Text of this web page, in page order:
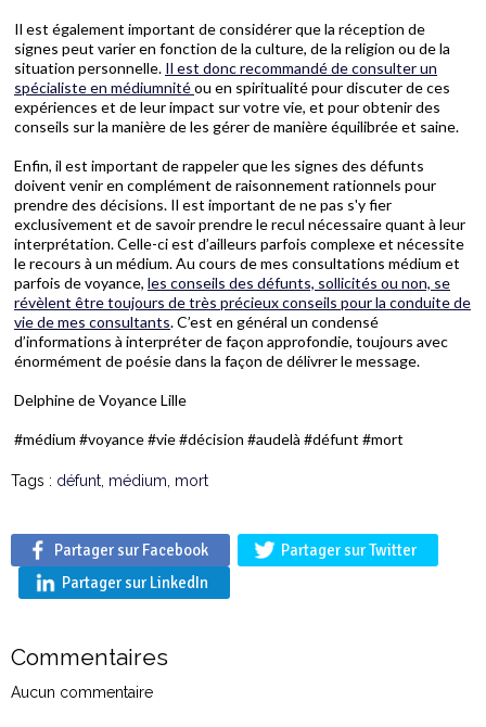
Il est également important de considérer que la réception de
signes peut varier en fonction de la culture, de la religion ou de la
situation personnelle. Il est donc recommandé de consulter un
spécialiste en médiumnitéou en spiritualité pour discuter de ces
expériences et de leur impact sur votre vie, et pour obtenir des
conseils sur la manière de les gérer de manière équilibrée et saine.
Enfin, il est important de rappeler que les signes des défunts
doivent venir en complément de raisonnement rationnels pour
prendre des décisions. Il est important de ne pas s'y fier
exclusivement et de savoir prendre le recul nécessaire quant à leur
interprétation. Celle-ci est d’ailleurs parfois complexe et nécessite
le recours à un médium. Au cours de mes consultations médium et
parfois de voyance, les conseils des défunts, sollicités ou non, se
révèlent être toujours de très précieux conseils pour la conduite de
vie de mes consultants. C’est en général un condensé
d’informations à interpréter de façon approfondie, toujours avec
énormément de poésie dans la façon de délivrer le message.
Delphine de Voyance Lille
#médium #voyance #vie #décision #audelà #défunt #mort
Tags : défunt médium mort
Partager sur Facebook
Partager sur Twitter
Partager sur LinkedIn
Commentaires
Aucun commentaire